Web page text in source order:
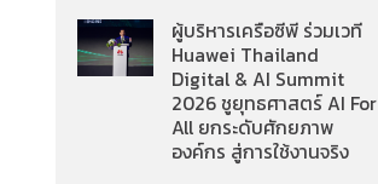
ผู้บริหารเครือซีพี ร่วมเวที
Huawei Thailand
Digital & AI Summit
2026 ชูยุทธศาสตร์ AI For
All ยกระดับศักยภาพ
องค์กร สู่การใช้งานจริง